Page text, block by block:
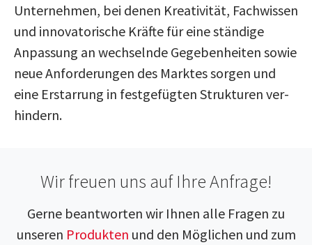
Unter­nehmen, bei denen Krea­ti­vität, Fach­wissen
und inno­va­to­ri­sche Kräfte für eine stän­dige
Anpas­sung an wech­selnde Gege­ben­heiten sowie
neue Anfor­de­rungen des Marktes sorgen und
eine Erstar­rung in fest­ge­fügten Struk­turen ver­
hin­dern.
Wir freuen uns auf Ihre Anfrage!
Gerne beantworten wir Ihnen alle Fragen zu
unseren Produkten und den Möglichen und zum